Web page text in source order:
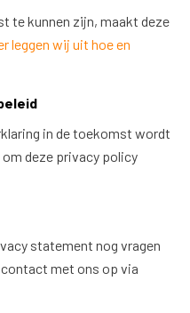
te kunnen zijn, maakt deze
leggen wij uit hoe en
in de toekomst wordt
deze privacy policy
statement nog vragen
met ons op via